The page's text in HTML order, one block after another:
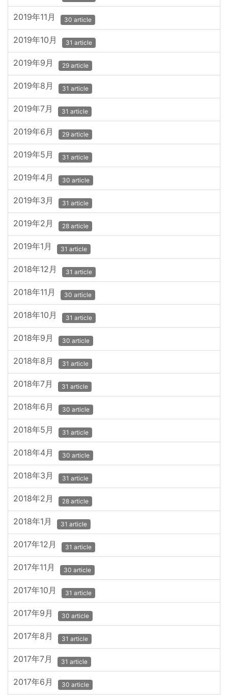
2019年11月 30 article
2019年10月 31 article
2019年9月 29 article
2019年8月 31 article
2019年7月 31 article
2019年6月 29 article
2019年5月 31 article
2019年4月 30 article
2019年3月 31 article
2019年2月 28 article
2019年1月 31 article
2018年12月 31 article
2018年11月 30 article
2018年10月 31 article
2018年9月 30 article
2018年8月 31 article
2018年7月 31 article
2018年6月 30 article
2018年5月 31 article
2018年4月 30 article
2018年3月 31 article
2018年2月 28 article
2018年1月 31 article
2017年12月 31 article
2017年11月 30 article
2017年10月 31 article
2017年9月 30 article
2017年8月 31 article
2017年7月 31 article
2017年6月 30 article